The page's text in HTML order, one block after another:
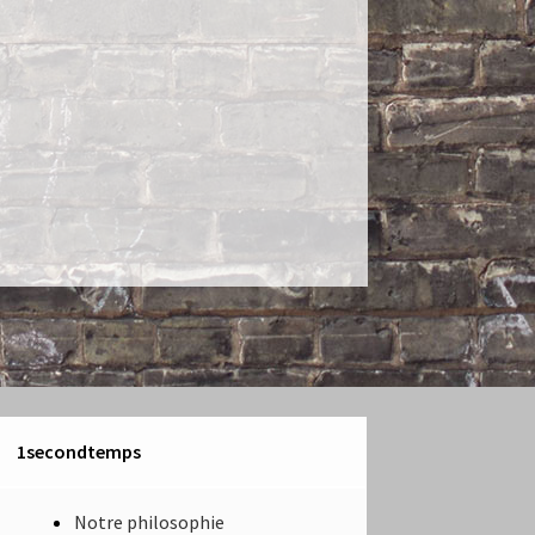
1secondtemps
Notre philosophie